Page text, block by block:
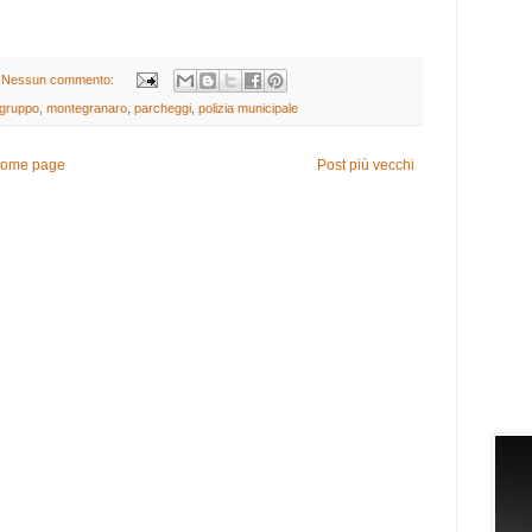
Nessun commento:
gruppo montegranaro parcheggi polizia municipale
Post più vecchi
page